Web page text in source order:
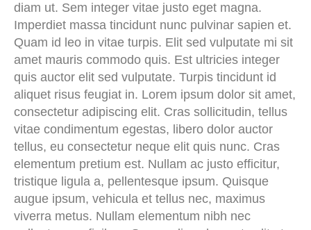
diam ut. Sem integer vitae justo eget magna.
Imperdiet massa tincidunt nunc pulvinar sapien et.
Quam id leo in vitae turpis. Elit sed vulputate mi sit
amet mauris commodo quis. Est ultricies integer
quis auctor elit sed vulputate. Turpis tincidunt id
aliquet risus feugiat in. Lorem ipsum dolor sit amet,
consectetur adipiscing elit. Cras sollicitudin, tellus
vitae condimentum egestas, libero dolor auctor
tellus, eu consectetur neque elit quis nunc. Cras
elementum pretium est. Nullam ac justo efficitur,
tristique ligula a, pellentesque ipsum. Quisque
augue ipsum, vehicula et tellus nec, maximus
viverra metus. Nullam elementum nibh nec